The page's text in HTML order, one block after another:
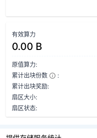
有效算力
0.00 B
原值算力:
累计出块份数
:
累计出块奖励:
扇区大小:
扇区状态: